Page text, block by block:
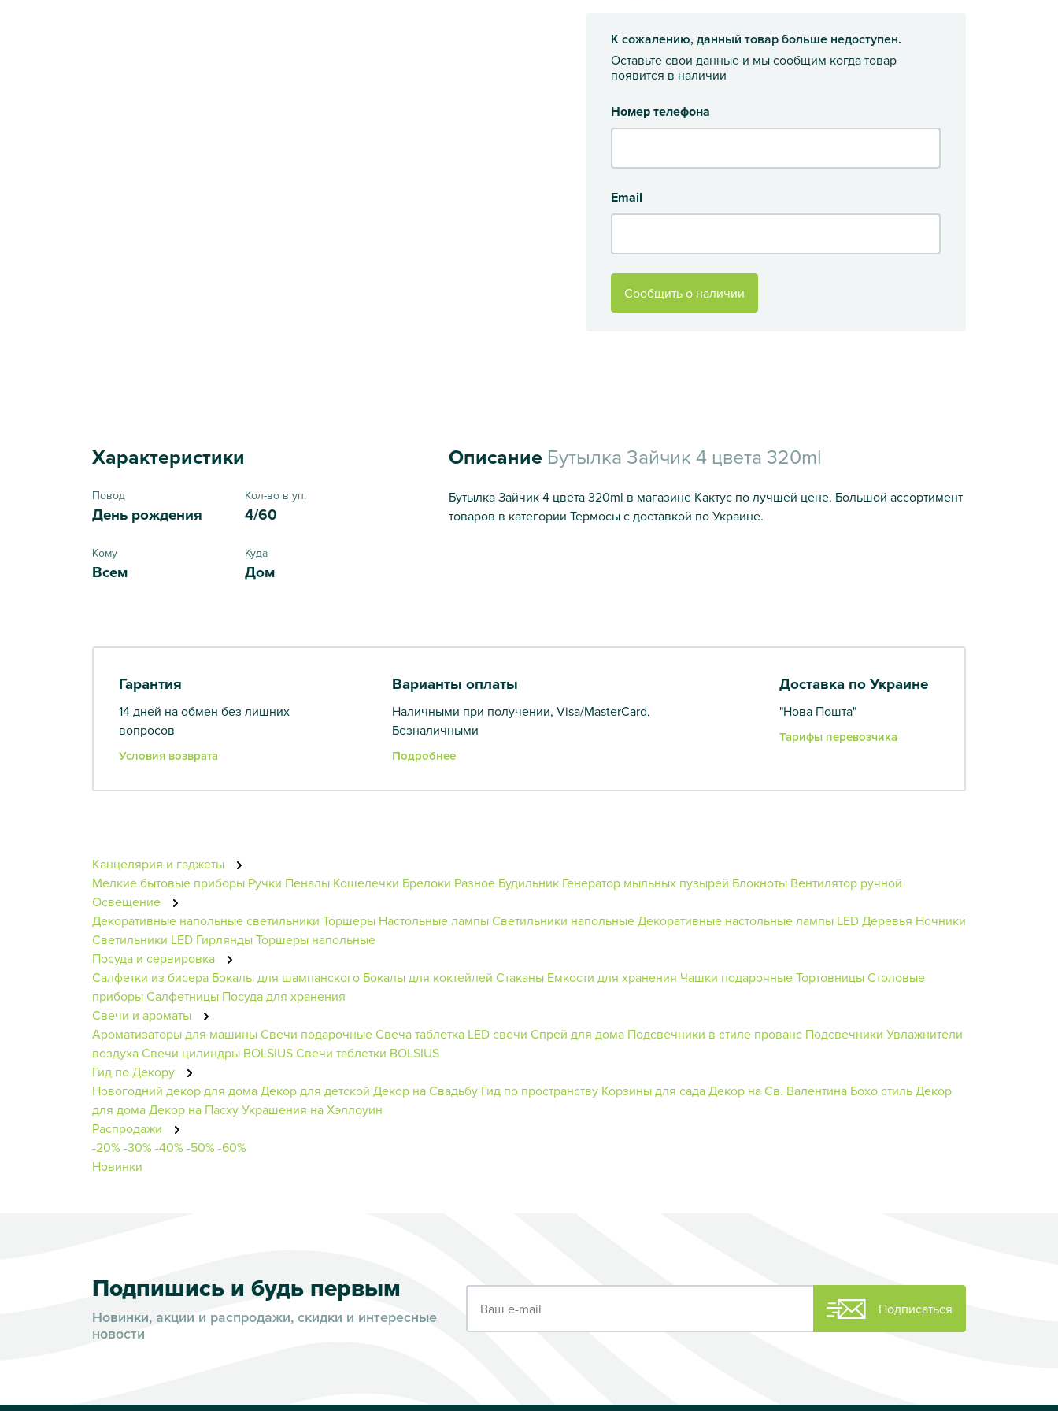
К сожалению, данный товар больше недоступен.
Оставьте свои данные и мы сообщим когда товар
появится в наличии
Номер телефона
Email
Сообщить о наличии
Характеристики
Повод
День рождения
Кол-во в уп.
4/60
Кому
Всем
Куда
Дом
Описание Бутылка Зайчик 4 цвета 320ml
Бутылка Зайчик 4 цвета 320ml в магазине Кактус по лучшей цене. Большой ассортимент
товаров в категории Термосы с доставкой по Украине.
Гарантия
14 дней на обмен без лишних
вопросов
Условия возврата
Варианты оплаты
Наличными при получении, Visa/MasterCard,
Безналичными
Подробнее
Доставка по Украине
"Нова Пошта"
Тарифы перевозчика
Канцелярия и гаджеты
Мелкие бытовые приборы Ручки Пеналы Кошелечки Брелоки Разное Будильник Генератор мыльных пузырей Блокноты Вентилятор ручной
Освещение
Декоративные напольные светильники Торшеры Настольные лампыСветильники напольныеДекоративные настольные лампы LED Деревья Ночники
Светильники LED ГирляндыТоршеры напольные
Посуда и сервировка
Салфетки из бисера Бокалы для шампанского Бокалы для коктейлей Стаканы Емкости для хранения Чашки подарочныеТортовницыСтоловые
приборыСалфетницы Посуда для хранения
Свечи и ароматы
Ароматизаторы для машиныСвечи подарочныеСвеча таблетка LED свечи Спрей для дома Подсвечники в стиле прованс Подсвечники Увлажнители
воздухаСвечи цилиндры BOLSIUSСвечи таблетки BOLSIUS
Гид по Декору
Новогодний декор для домаДекор для детской Декор на Свадьбу Гид по пространству Корзины для садаДекор на Св. Валентина Бохо стильДекор
для домаДекор на ПасхуУкрашения на Хэллоуин
Распродажи
-20%-30%-40%-50%-60%
Новинки
Подпишись и будь первым
Новинки, акции и распродажи, скидки и интересные
новости
Подписаться